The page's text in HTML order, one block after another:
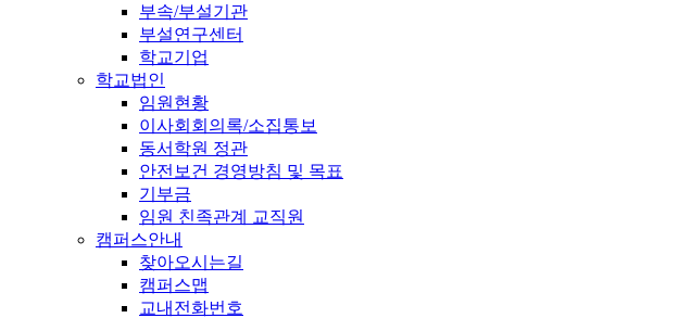
부속/부설기관
부설연구센터
학교기업
학교법인
임원현황
이사회회의록/소집통보
동서학원 정관
안전보건 경영방침 및 목표
기부금
임원 친족관계 교직원
캠퍼스안내
찾아오시는길
캠퍼스맵
교내전화번호